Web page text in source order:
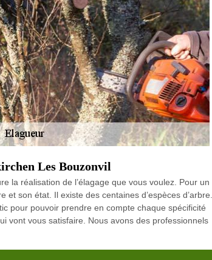
Les Bouzonvil
la réalisation de l’élagage que vous voulez. Pour un
son état. Il existe des centaines d’espèces d’arbre.
pour pouvoir prendre en compte chaque spécificité
vont vous satisfaire. Nous avons des professionnels